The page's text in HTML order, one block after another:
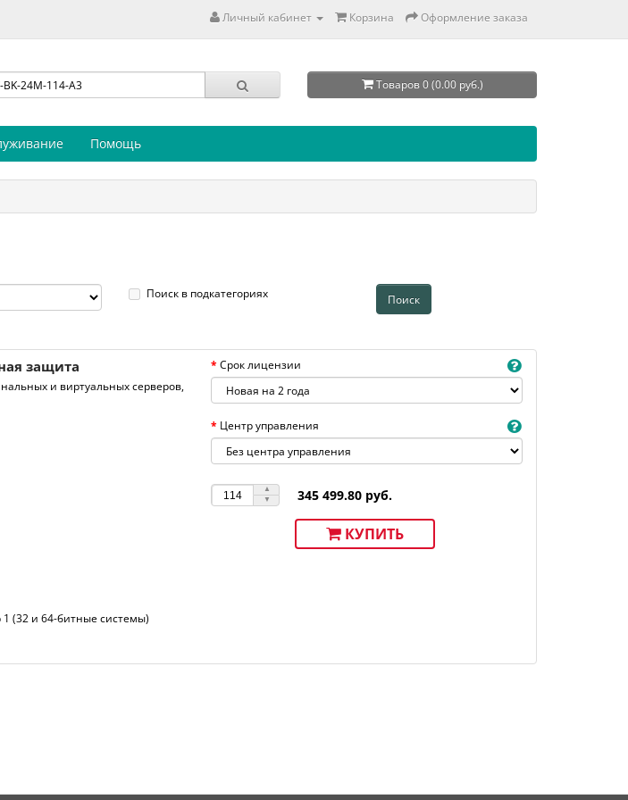
Личный кабинет Корзина Оформление заказа
Товаров 0 (0.00 руб.)
Помощь
Поиск в подкатегориях
защита
и виртуальных серверов,
1 (32 и 64-битные системы)
Срок лицензии
Центр управления
345 499.80 руб.
КУПИТЬ